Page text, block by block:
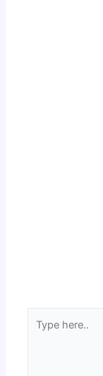
here..